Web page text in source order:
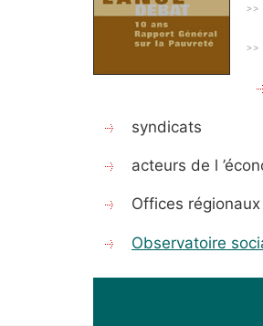
syndicats
acteurs de l
Offices régionaux
Observatoire